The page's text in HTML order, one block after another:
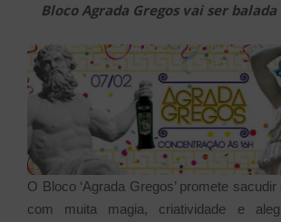
Bloco Agrada Gregos vai ser
O Bloco ‘Agrada Gregos’ promete
com muita magia, criatividade e